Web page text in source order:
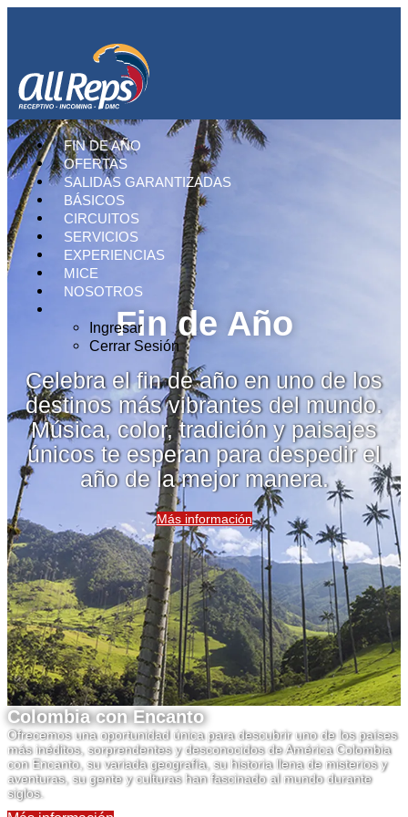
FIN DE AÑO
OFERTAS
SALIDAS GARANTIZADAS
BÁSICOS
CIRCUITOS
SERVICIOS
EXPERIENCIAS
MICE
NOSOTROS
Ingresar
Cerrar Sesión
Fin de Año
Celebra el fin de año en uno de los
destinos más vibrantes del mundo.
Música, color, tradición y paisajes
únicos te esperan para despedir el
año de la mejor manera.
Más información
Colombia con Encanto
Ofrecemos una oportunidad única para descubrir uno de los países
más inéditos, sorprendentes y desconocidos de América Colombia
con Encanto, su variada geografía, su historia llena de misterios y
aventuras, su gente y culturas han fascinado al mundo durante
siglos.